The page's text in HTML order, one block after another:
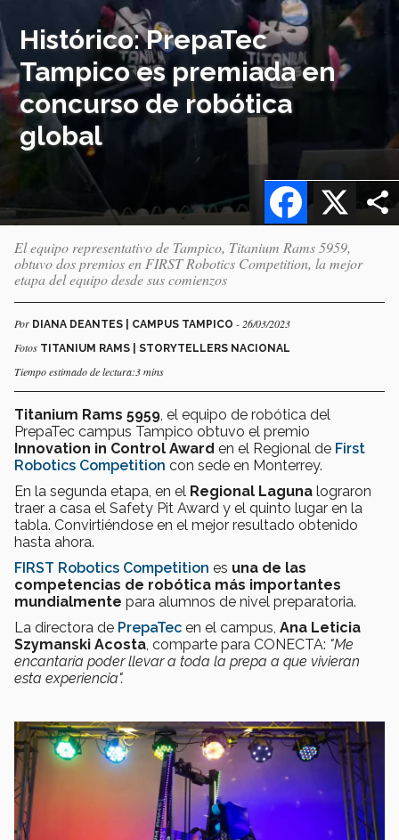
Histórico: PrepaTec
Tampico es premiada en
concurso de robótica
global
X
Facebook
El equipo representativo de Tampico, Titanium Rams 5959,
obtuvo dos premios en FIRST Robotics Competition, la mejor
etapa del equipo desde sus comienzos
Por DIANA DEANTES | CAMPUS TAMPICO - 26/03/2023
Fotos TITANIUM RAMS | STORYTELLERS NACIONAL
Tiempo estimado de lectura:3 mins
Titanium Rams 5959 , el equipo de robótica del
PrepaTec campus Tampico obtuvo el premio
Innovation in Control Award en el Regional de First
Robotics Competition con sede en Monterrey.
En la segunda etapa, en el Regional Laguna lograron
traer a casa el Safety Pit Award y el quinto lugar en la
tabla. Convirtiéndose en el mejor resultado obtenido
hasta ahora.
FIRST Robotics Competition es una de las
competencias de robótica más importantes
mundialmente para alumnos de nivel preparatoria.
La directora de PrepaTec en el campus, Ana Leticia
Szymanski Acosta , comparte para CONECTA: "Me
encantaría poder llevar a toda la prepa a que vivieran
esta experiencia".